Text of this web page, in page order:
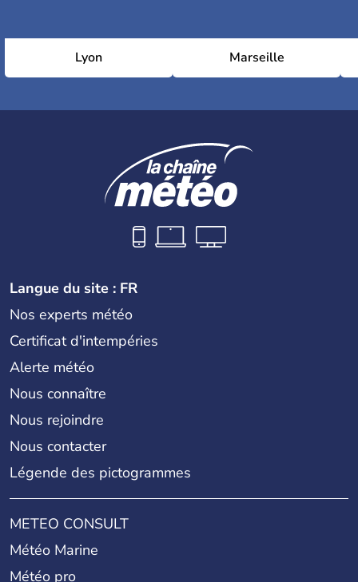
Lyon Marseille
Langue du site : FR
Nos experts météo
Certificat d'intempéries
Alerte météo
Nous connaître
Nous rejoindre
Nous contacter
Légende des pictogrammes
METEO CONSULT
Météo Marine
Météo pro